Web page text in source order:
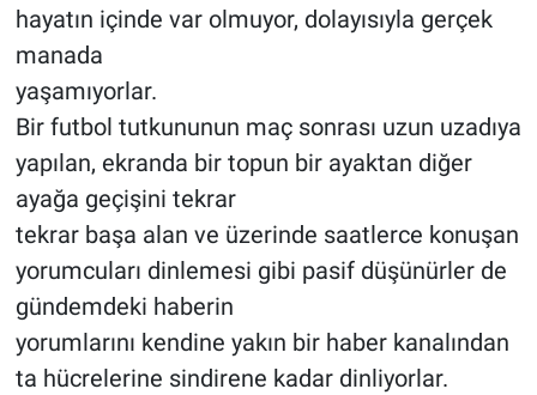
hayatın içinde var olmuyor, dolayısıyla gerçek
manada
yaşamıyorlar.
Bir futbol tutkununun maç sonrası uzun uzadıya
yapılan, ekranda bir topun bir ayaktan diğer
ayağa geçişini tekrar
tekrar başa alan ve üzerinde saatlerce konuşan
yorumcuları dinlemesi gibi pasif düşünürler de
gündemdeki haberin
yorumlarını kendine yakın bir haber kanalından
ta hücrelerine sindirene kadar dinliyorlar.